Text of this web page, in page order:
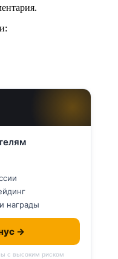
награды
→
с высоким риском